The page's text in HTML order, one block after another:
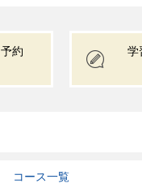
予約
学
コース一覧